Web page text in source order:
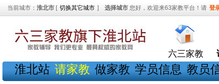
当前城市： 淮北市 [ 切换其它城市 ] 选择城市 您好，欢迎来63家教平台！请 登
六三家教
淮北站 请家教 做家教 学员信息 教员